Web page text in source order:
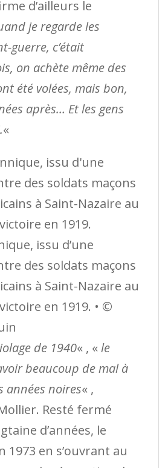
d’ailleurs le
je regarde les
guerre, c’était
on achète même des
été volées, mais bon,
après… Et les gens
«
issu d’une
des soldats maçons
à Saint-Nazaire au
en 1919. • ©
de 1940« , «le
beaucoup de mal à
années noires« ,
Resté fermé
d’années, le
1973 en s’ouvrant au